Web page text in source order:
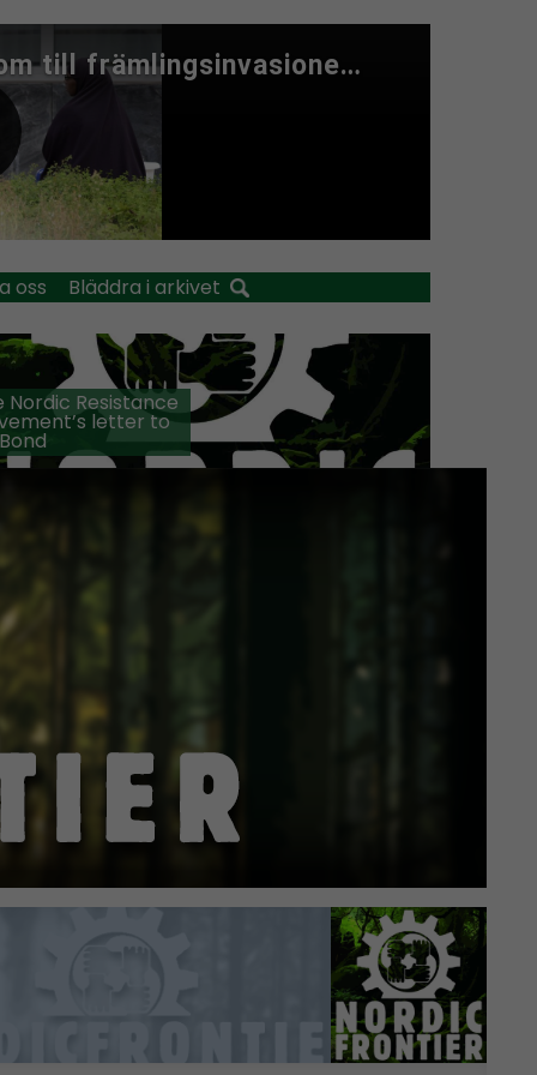
oss Bläddra i arkivet
Nordic Resistance
letter to